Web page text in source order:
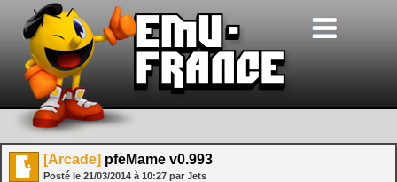
[Arcade] pfeMame v0.993
Posté le 21/03/2014 à 10:27 par Jets